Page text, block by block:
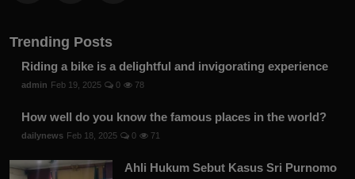
Trending Posts
Riding a bike is a delightful and invigorating experience
admin Feb 19, 2025 0 78
How well do you know the famous places in the world?
dailynews Feb 18, 2025 0 71
Ahli Hukum Sebut Kasus Sri Purnomo